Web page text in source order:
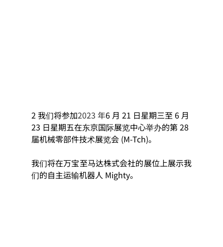
2 我们将参加2023 年6 月 21 日星期三至 6 月
23 日星期五在东京国际展览中心举办的第 28
届机械零部件技术展览会 (M-Tch)。
我们将在万宝至马达株式会社的展位上展示我
们的自主运输机器人 Mighty。